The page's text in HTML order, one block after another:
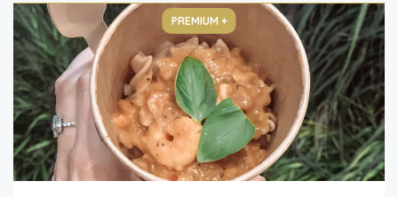
PREMIUM +